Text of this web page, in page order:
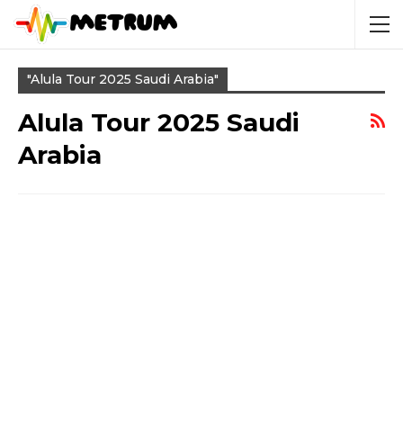
"Alula Tour 2025 Saudi Arabia"
Alula Tour 2025 Saudi
Arabia